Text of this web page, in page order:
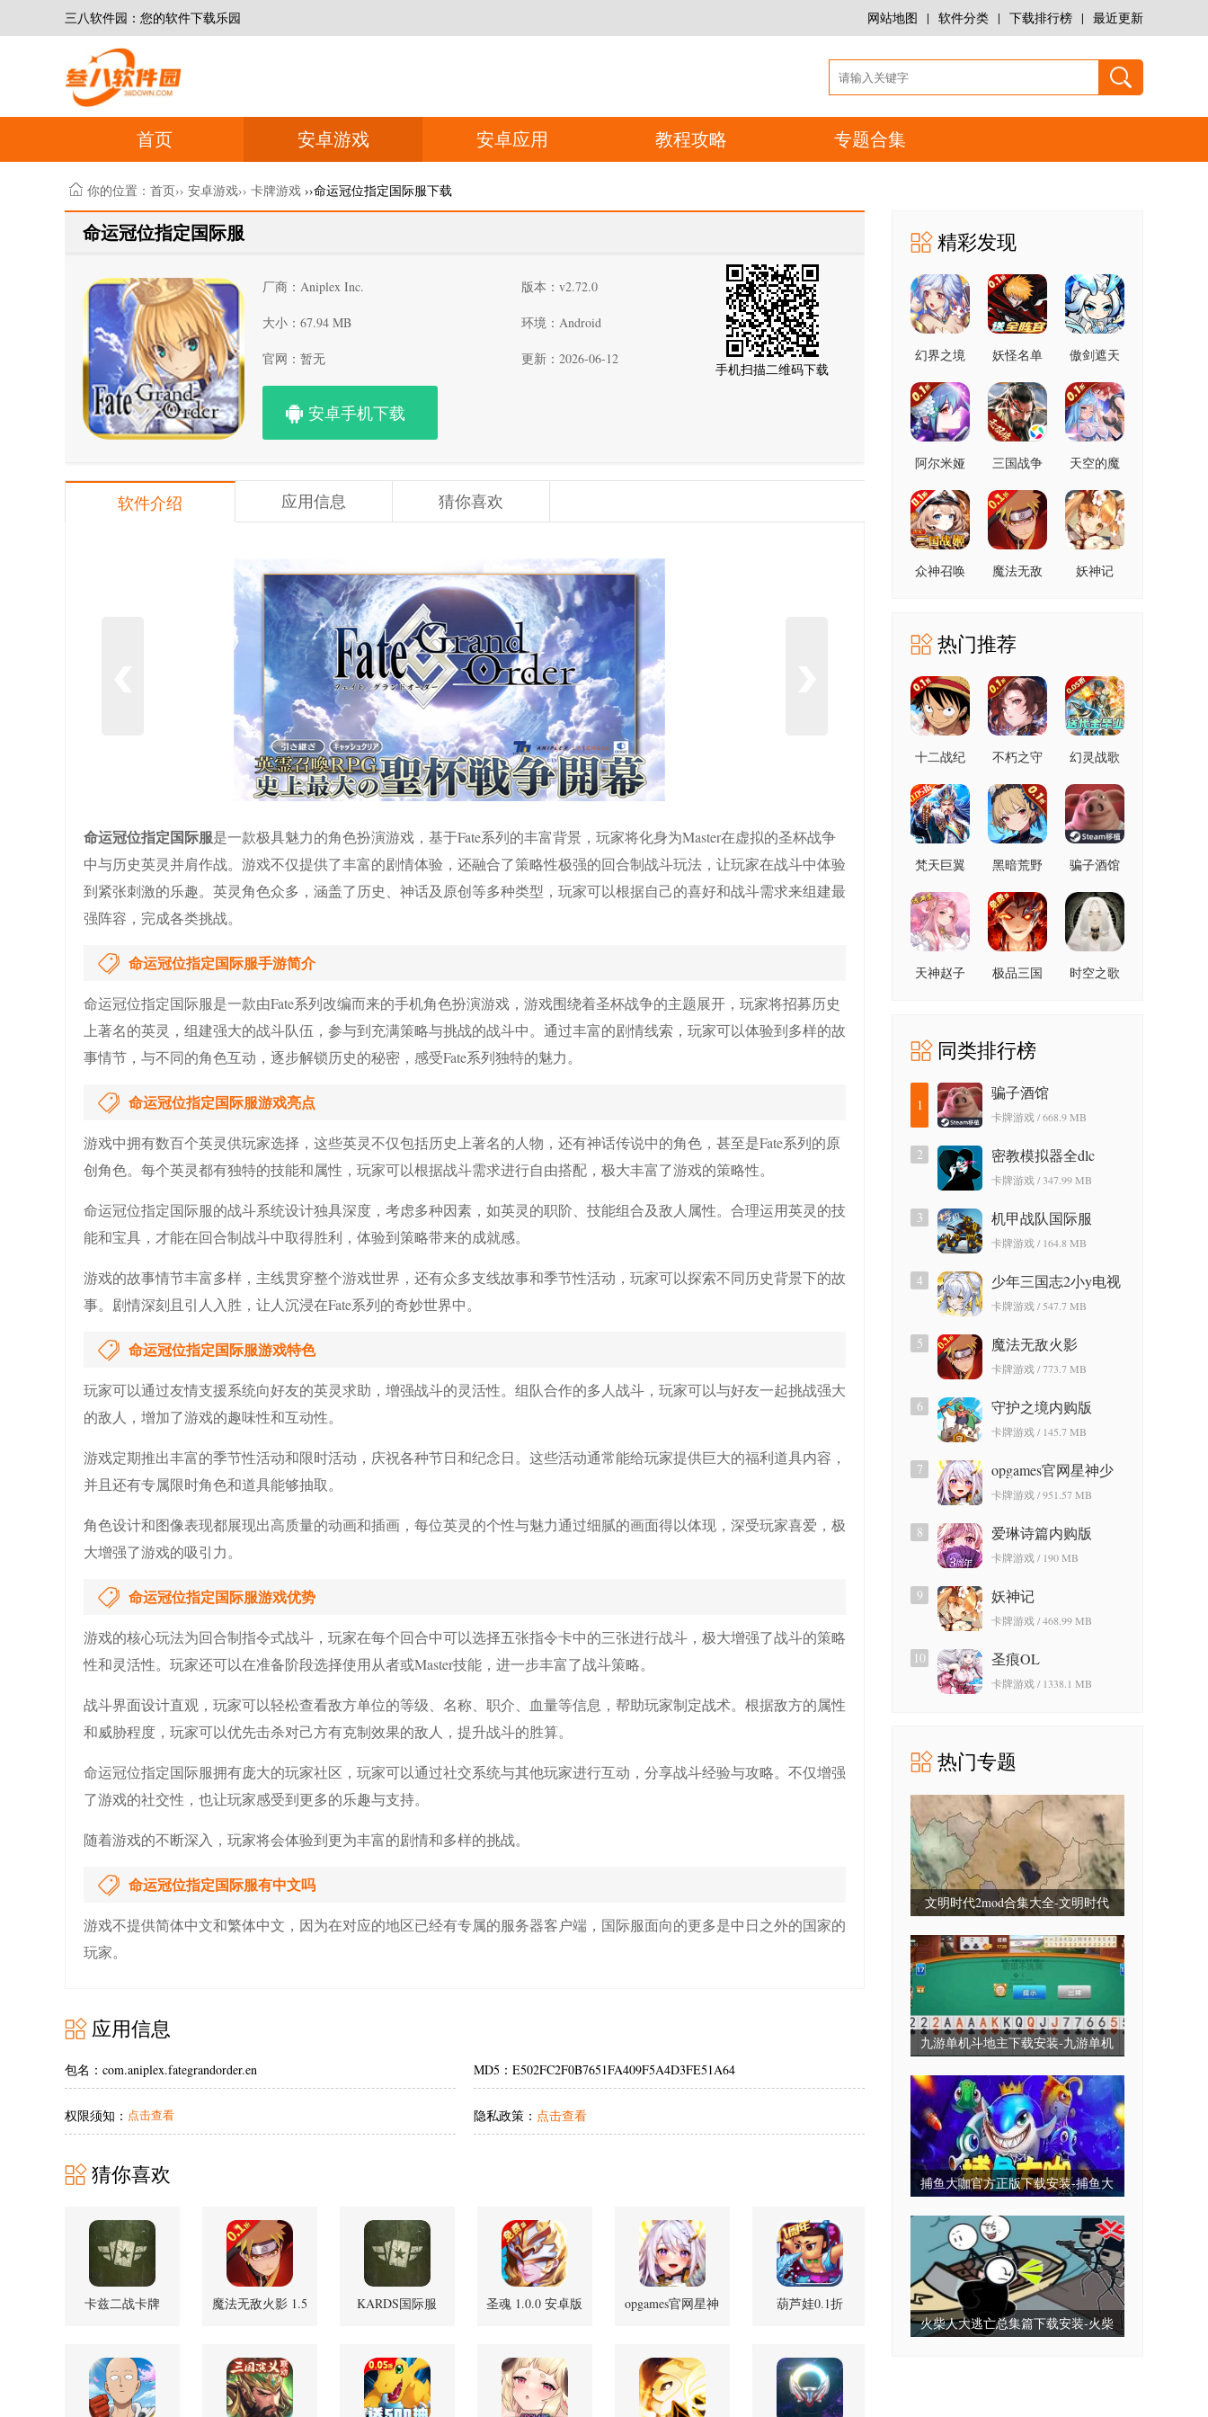
三八软件园：您的软件下载乐园 最近更新
下载排行榜 |
软件分类 |
网站地图 |
首页 安卓游戏 安卓应用 教程攻略 专题合集
你的位置： 首页›› 安卓游戏›› 卡牌游戏 ››命运冠位指定国际服下载
命运冠位指定国际服
安卓手机下载
厂商：Aniplex Inc. 版本：v2.72.0
大小：67.94 MB 环境：Android
官网：暂无 更新：2026-06-12
手机扫描二维码下载
软件介绍 应用信息 猜你喜欢
命运冠位指定国际服是一款极具魅力的角色扮演游戏，基于Fate系列的丰富背景，玩家将化身为Master在虚拟的圣杯战争
中与历史英灵并肩作战。游戏不仅提供了丰富的剧情体验，还融合了策略性极强的回合制战斗玩法，让玩家在战斗中体验
到紧张刺激的乐趣。英灵角色众多，涵盖了历史、神话及原创等多种类型，玩家可以根据自己的喜好和战斗需求来组建最
强阵容，完成各类挑战。
命运冠位指定国际服手游简介
命运冠位指定国际服是一款由Fate系列改编而来的手机角色扮演游戏，游戏围绕着圣杯战争的主题展开，玩家将招募历史
上著名的英灵，组建强大的战斗队伍，参与到充满策略与挑战的战斗中。通过丰富的剧情线索，玩家可以体验到多样的故
事情节，与不同的角色互动，逐步解锁历史的秘密，感受Fate系列独特的魅力。
命运冠位指定国际服游戏亮点
游戏中拥有数百个英灵供玩家选择，这些英灵不仅包括历史上著名的人物，还有神话传说中的角色，甚至是Fate系列的原
创角色。每个英灵都有独特的技能和属性，玩家可以根据战斗需求进行自由搭配，极大丰富了游戏的策略性。
命运冠位指定国际服的战斗系统设计独具深度，考虑多种因素，如英灵的职阶、技能组合及敌人属性。合理运用英灵的技
能和宝具，才能在回合制战斗中取得胜利，体验到策略带来的成就感。
游戏的故事情节丰富多样，主线贯穿整个游戏世界，还有众多支线故事和季节性活动，玩家可以探索不同历史背景下的故
事。剧情深刻且引人入胜，让人沉浸在Fate系列的奇妙世界中。
命运冠位指定国际服游戏特色
玩家可以通过友情支援系统向好友的英灵求助，增强战斗的灵活性。组队合作的多人战斗，玩家可以与好友一起挑战强大
的敌人，增加了游戏的趣味性和互动性。
游戏定期推出丰富的季节性活动和限时活动，庆祝各种节日和纪念日。这些活动通常能给玩家提供巨大的福利道具内容，
并且还有专属限时角色和道具能够抽取。
角色设计和图像表现都展现出高质量的动画和插画，每位英灵的个性与魅力通过细腻的画面得以体现，深受玩家喜爱，极
大增强了游戏的吸引力。
命运冠位指定国际服游戏优势
游戏的核心玩法为回合制指令式战斗，玩家在每个回合中可以选择五张指令卡中的三张进行战斗，极大增强了战斗的策略
性和灵活性。玩家还可以在准备阶段选择使用从者或Master技能，进一步丰富了战斗策略。
战斗界面设计直观，玩家可以轻松查看敌方单位的等级、名称、职介、血量等信息，帮助玩家制定战术。根据敌方的属性
和威胁程度，玩家可以优先击杀对己方有克制效果的敌人，提升战斗的胜算。
命运冠位指定国际服拥有庞大的玩家社区，玩家可以通过社交系统与其他玩家进行互动，分享战斗经验与攻略。不仅增强
了游戏的社交性，也让玩家感受到更多的乐趣与支持。
随着游戏的不断深入，玩家将会体验到更为丰富的剧情和多样的挑战。
命运冠位指定国际服有中文吗
游戏不提供简体中文和繁体中文，因为在对应的地区已经有专属的服务器客户端，国际服面向的更多是中日之外的国家的
玩家。
应用信息
包名：com.aniplex.fategrandorder.en MD5：E502FC2F0B7651FA409F5A4D3FE51A64
权限须知： 点击查看 隐私政策： 点击查看
猜你喜欢
卡兹二战卡牌
魔法无敌火影 1.5
KARDS国际服
圣魂 1.0.0 安卓版
opgames官网星神
葫芦娃0.1折
精彩发现
幻界之境 妖怪名单
傲剑遮天
阿尔米娅
三国战争
天空的魔
众神召唤
魔法无敌
妖神记
热门推荐
十二战纪
不朽之守
幻灵战歌
梵天巨翼 黑暗荒野 骗子酒馆
天神赵子
极品三国
时空之歌
同类排行榜
1
骗子酒馆
卡牌游戏 / 668.9 MB
2 密教模拟器全dlc
卡牌游戏 / 347.99 MB
3 机甲战队国际服
卡牌游戏 / 164.8 MB
4
少年三国志2小y电视
版
卡牌游戏 / 547.7 MB
5 魔法无敌火影
卡牌游戏 / 773.7 MB
6 守护之境内购版
卡牌游戏 / 145.7 MB
7
opgames官网星神少
女
卡牌游戏 / 951.57 MB
8 爱琳诗篇内购版
卡牌游戏 / 190 MB
9 妖神记
卡牌游戏 / 468.99 MB
10 圣痕OL
卡牌游戏 / 1338.1 MB
热门专题
文明时代2mod合集大全-文明时代
整合包
九游单机斗地主下载安装-九游单机
无毒免费无需网
捕鱼大咖官方正版下载安装-捕鱼大
本
火柴人大逃亡总集篇下载安装-火柴